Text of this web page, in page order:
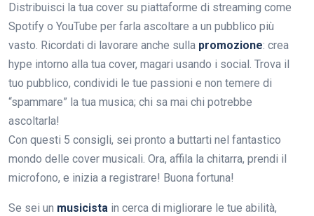
Distribuisci la tua cover su piattaforme di streaming come
Spotify o YouTube per farla ascoltare a un pubblico più
vasto. Ricordati di lavorare anche sulla promozione: crea
hype intorno alla tua cover, magari usando i social. Trova il
tuo pubblico, condividi le tue passioni e non temere di
“spammare” la tua musica; chi sa mai chi potrebbe
ascoltarla!
Con questi 5 consigli, sei pronto a buttarti nel fantastico
mondo delle cover musicali. Ora, affila la chitarra, prendi il
microfono, e inizia a registrare! Buona fortuna!
Se sei un musicista in cerca di migliorare le tue abilità,